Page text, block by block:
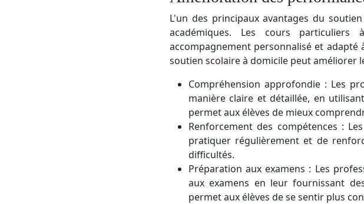
L'un des principaux avantages du
académiques. Les cours
accompagnement personnalisé et
soutien scolaire à domicile peut améliorer
Compréhension approfondie : Les
manière claire et détaillée, en
permet aux élèves de mieux
Renforcement des compétences :
pratiquer régulièrement et de
difficultés.
Préparation aux examens : Les
aux examens en leur fournissant
permet aux élèves de se sentir plus